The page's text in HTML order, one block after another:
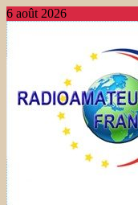
6 août 2026